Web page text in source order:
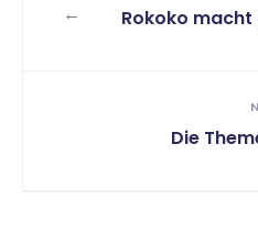
← Rokoko
Die